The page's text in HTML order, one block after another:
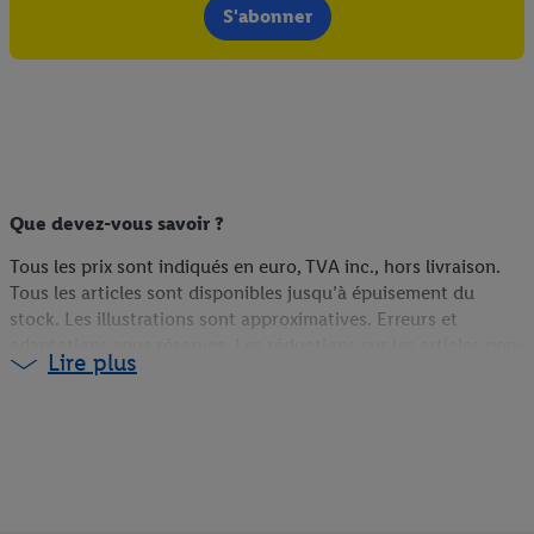
S'abonner
Que devez-vous savoir ?
Tous les prix sont indiqués en euro, TVA inc., hors livraison.
Tous les articles sont disponibles jusqu’à épuisement du
stock. Les illustrations sont approximatives. Erreurs et
food sont calculées sur la base du prix du webshop (s’ils sont
Lire plus
pour l’avenir dans notredéclaration relative à la protection des
Vous trouverez les impressions ici.